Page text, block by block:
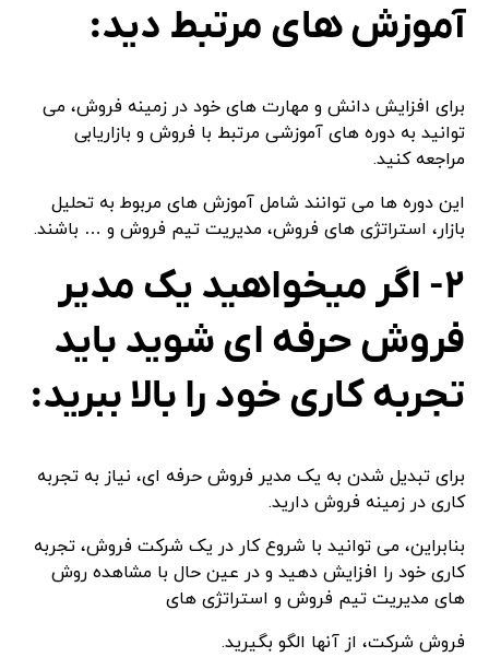
آموزش های مرتبط دید:
برای افزایش دانش و مهارت های خود در زمینه فروش، می
توانید به دوره های آموزشی مرتبط با فروش و بازاریابی
مراجعه کنید.
این دوره ها می توانند شامل آموزش های مربوط به تحلیل
بازار، استراتژی های فروش، مدیریت تیم فروش و … باشند.
۲- اگر میخواهید یک مدیر
فروش حرفه ای شوید باید
تجربه کاری خود را بالا ببرید:
برای تبدیل شدن به یک مدیر فروش حرفه ای، نیاز به تجربه
کاری در زمینه فروش دارید.
بنابراین، می توانید با شروع کار در یک شرکت فروش، تجربه
کاری خود را افزایش دهید و در عین حال با مشاهده روش
های مدیریت تیم فروش و استراتژی های
فروش شرکت، از آنها الگو بگیرید.